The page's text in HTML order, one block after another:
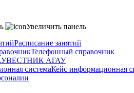
Увеличить панель
Расписание занятий
Телефонный справочник
ВЕСТНИК АГАУ
Кейс информационная